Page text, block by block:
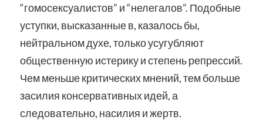
“гомосексуалистов” и “нелегалов”. Подобные
уступки, высказанные в, казалось бы,
нейтральном духе, только усугубляют
общественную истерику и степень репрессий.
Чем меньше критических мнений, тем больше
засилия консервативных идей, а
следовательно, насилия и жертв.